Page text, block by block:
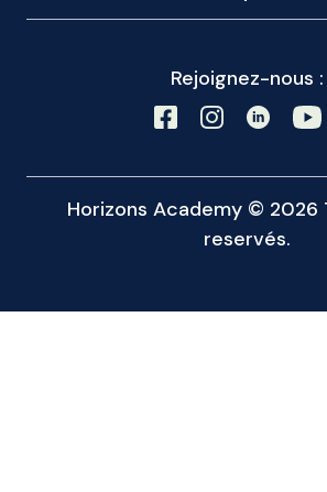
Rejoignez-nous :
Horizons Academy © 2026
reservés.